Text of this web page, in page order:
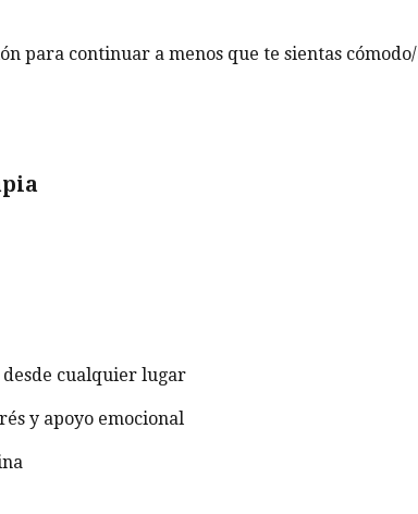
para continuar a menos que te sientas
cualquier lugar
y apoyo emocional